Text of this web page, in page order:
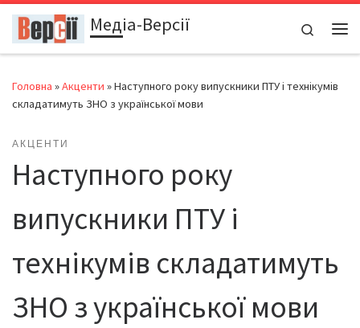
Перейти до вмістуМедіа-Версії
Search
Головна »Акценти »Наступного року випускники ПТУ і технікумів
складатимуть ЗНО з української мови
АКЦЕНТИ
Наступного року
випускники ПТУ і
технікумів складатимуть
ЗНО з української мови